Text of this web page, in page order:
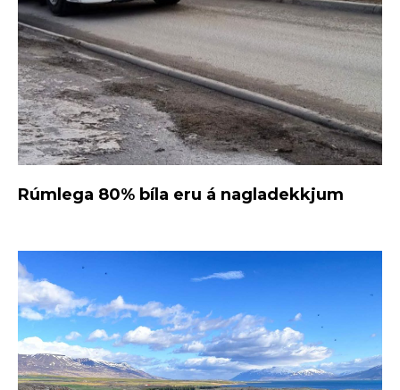
Rúmlega 80% bíla eru á nagladekkjum